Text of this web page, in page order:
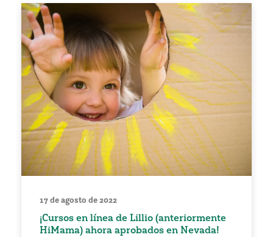
17 de agosto de 2022
¡Cursos en línea de Lillio (anteriormente
HiMama) ahora aprobados en Nevada!